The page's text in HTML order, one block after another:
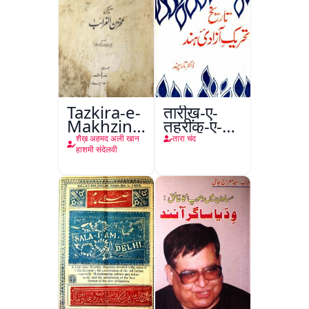
Tazkira-e-
Makhzin-
ul-
Gharaib
शैख़ अहमद अली खान
हाशमी संदेलवी
तारीख़-ए-
तहरीक-ए-
आज़ादी-ए-
तारा चंद